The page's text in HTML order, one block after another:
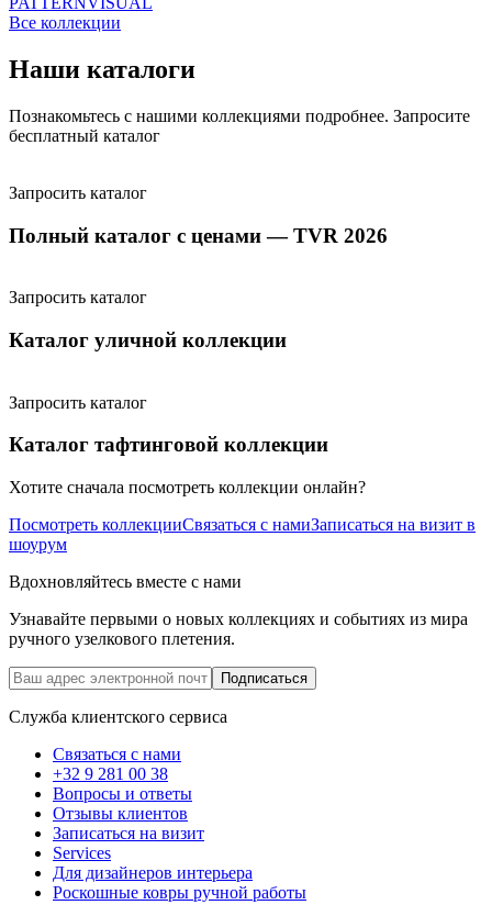
Все коллекции
Наши каталоги
Познакомьтесь с нашими коллекциями подробнее. Запросите
бесплатный каталог
Запросить каталог
Полный каталог с ценами — TVR 2026
Запросить каталог
Каталог уличной коллекции
Запросить каталог
Каталог тафтинговой коллекции
Хотите сначала посмотреть коллекции онлайн?
Посмотреть коллекцииСвязаться с намиЗаписаться на визит в
шоурум
Вдохновляйтесь вместе с нами
Узнавайте первыми о новых коллекциях и событиях из мира
ручного узелкового плетения.
Подписаться
Служба клиентского сервиса
Связаться с нами
+32 9 281 00 38
Вопросы и ответы
Отзывы клиентов
Записаться на визит
Services
Для дизайнеров интерьера
Роскошные ковры ручной работы